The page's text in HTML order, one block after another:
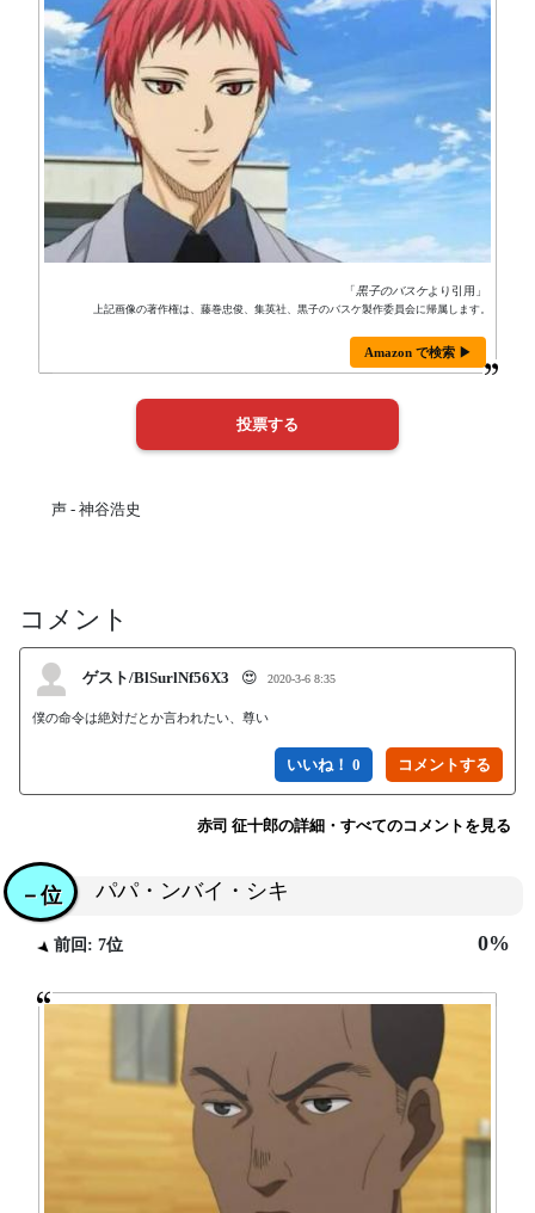
「黒子のバスケより引用」
上記画像の著作権は、藤巻忠俊、集英社、黒子のバスケ製作委員会に帰属します。
Amazon で検索 ▶
声 - 神谷浩史
コメント
ゲスト/BlSurlNf56X3 😍 2020-3-6 8:35
僕の命令は絶対だとか言われたい、尊い
いいね！ 0
赤司 征十郎の詳細・すべてのコメントを見る
パパ・ンバイ・シキ
－位
前回: 7位 0%